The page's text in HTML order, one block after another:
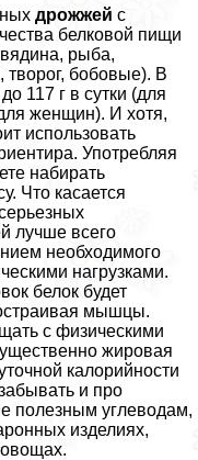
дрожжей с
белковой пищи
рыба,
творог, бобовые). В
117 г в сутки (для
женщин). И хотя,
использовать
Употрeбляя
набирать
Что касается
лучше всего
необходимого
нагрузками.
белок будет
мышцы.
с физическими
жировая
калорийности
и про
полезным углеводам,
изделиях,